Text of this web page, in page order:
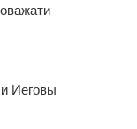
Иеговы